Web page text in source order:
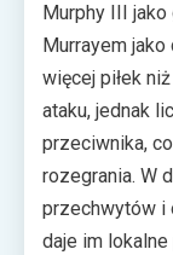
Murphy III
Murrayem
więcej piłek
ataku, jednak
przeciwnika,
rozegrania. W
przechwytów i
daje im